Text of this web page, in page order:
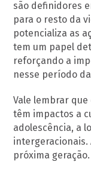
são definidores
para o resto da
potencializa as
tem um papel
reforçando a
nesse período
Vale lembrar
têm impactos a
adolescência, a
intergeracionais.
próxima geração.